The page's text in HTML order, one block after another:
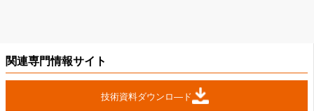
関連専門情報サイト
技術資料ダウンロ―ド